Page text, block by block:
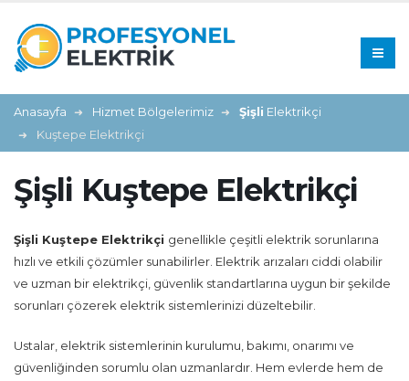
Anasayfa Hizmet Bölgelerimiz Şişli Elektrikçi
Kuştepe Elektrikçi
Şişli Kuştepe Elektrikçi
Şişli Kuştepe Elektrikçi genellikle çeşitli elektrik sorunlarına
hızlı ve etkili çözümler sunabilirler. Elektrik arızaları ciddi olabilir
ve uzman bir elektrikçi, güvenlik standartlarına uygun bir şekilde
sorunları çözerek elektrik sistemlerinizi düzeltebilir.
Ustalar, elektrik sistemlerinin kurulumu, bakımı, onarımı ve
güvenliğinden sorumlu olan uzmanlardır. Hem evlerde hem de